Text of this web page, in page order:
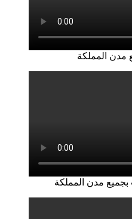
المملكة
مدن المملكة